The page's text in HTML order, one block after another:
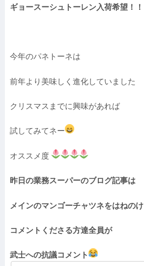
ギョースーシュトーレン入荷希望！！
今年のパネトーネは
前年より美味しく進化していました
クリスマスまでに興味があれば
試してみてネー
オススメ度
昨日の業務スーパーのブログ記事は
メインのマンゴーチャツネをはねのけ
コメントくださる方達全員が
武士への抗議コメント